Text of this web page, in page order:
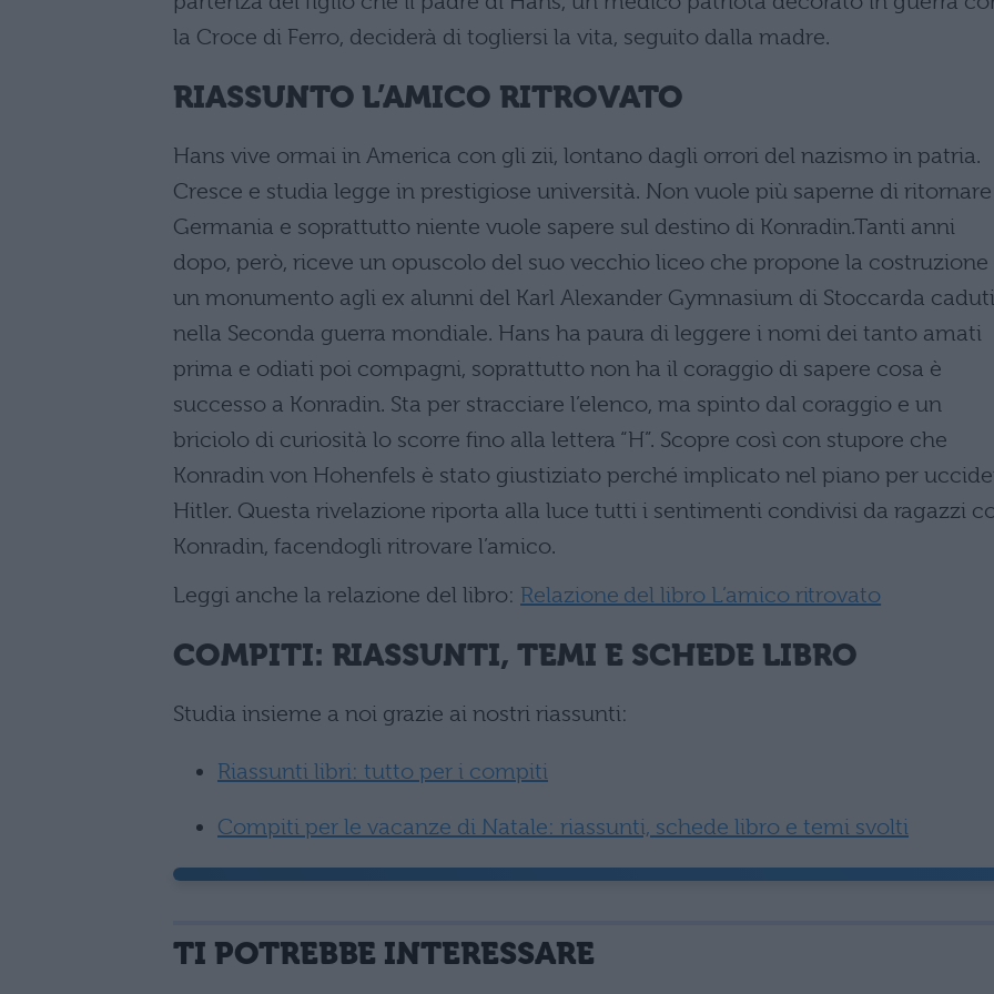
la Croce di Ferro, deciderà di togliersi la vita, seguito dalla madre.
RIASSUNTO L’AMICO RITROVATO
Hans vive ormai in America con gli zii, lontano dagli orrori del nazismo in patria.
Cresce e studia legge in prestigiose università. Non vuole più saperne di
Germania e soprattutto niente vuole sapere sul destino di Konradin.Tanti anni
dopo, però, riceve un opuscolo del suo vecchio liceo che propone la costruzione
un monumento agli ex alunni del Karl Alexander Gymnasium di Stoccarda caduti
nella Seconda guerra mondiale. Hans ha paura di leggere i nomi dei tanto amati
prima e odiati poi compagni, soprattutto non ha il coraggio di sapere cosa è
successo a Konradin. Sta per stracciare l’elenco, ma spinto dal coraggio e un
briciolo di curiosità lo scorre fino alla lettera “H”. Scopre così con stupore che
Konradin von Hohenfels è stato giustiziato perché implicato nel piano per
Hitler. Questa rivelazione riporta alla luce tutti i sentimenti condivisi da ragazzi
Konradin, facendogli ritrovare l’amico.
Leggi anche la relazione del libro: Relazione del libro L’amico ritrovato
COMPITI: RIASSUNTI, TEMI E SCHEDE LIBRO
Studia insieme a noi grazie ai nostri riassunti:
Riassunti libri: tutto per i compiti
Compiti per le vacanze di Natale: riassunti, schede libro e temi svolti
TI POTREBBE INTERESSARE